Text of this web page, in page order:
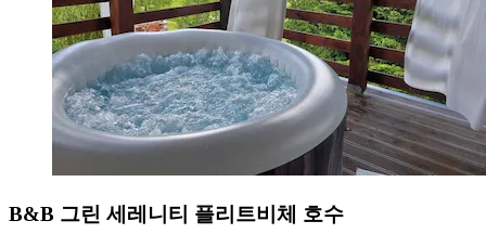
B&B 그린 세레니티 플리트비체 호수